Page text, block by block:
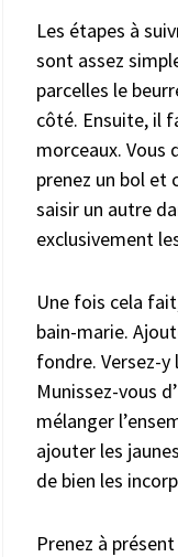
Les étapes à
sont assez
parcelles le
côté. Ensuite, il
morceaux. Vous
prenez un bol et
saisir un autre
exclusivement
Une fois cela
bain-marie.
fondre. Versez-
Munissez-vous
mélanger
ajouter les
de bien les
Prenez à